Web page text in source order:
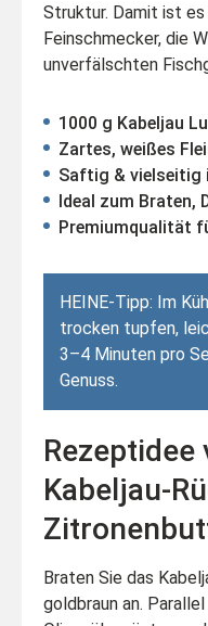
Struktur. Damit ist
Feinschmecker, die
unverfälschten
1000 g Kabeljau
Zartes, weißes
Saftig & vielseitig
Ideal zum Braten,
Premiumqualität
HEINE-Tipp: Im
trocken tupfen,
3–4 Minuten pro
Genuss.
Rezeptidee
Kabeljau-
Braten Sie das
goldbraun an.